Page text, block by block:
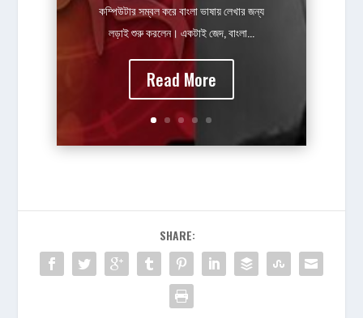
কম্পিউটার সম্বল করে বাংলা ভাষায় লেখার জন্য
লড়াই শুরু করলেন। একটাই জেদ, বাংলা...
Read More
SHARE: